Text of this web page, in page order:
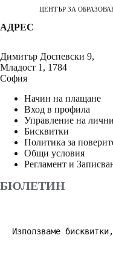
Използваме
ЦЕНТЪР ЗА
АДРЕС
Димитър Доспевски 9,
Младост 1, 1784
София
Начин на плащане
Вход в профила
Управление на
Бисквитки
Политика за
Общи условия
Регламент и
БЮЛЕТИН